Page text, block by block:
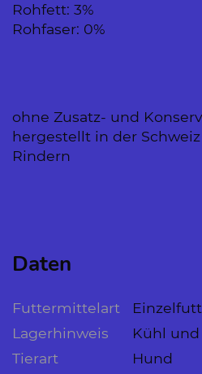
Rohfett: 3%
Rohfaser: 0%
ohne Zusatz- und
hergestellt in der
Rindern
Daten
Futtermittelart
Lagerhinweis
Kühl
Tierart
Hund